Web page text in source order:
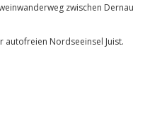
zwischen Dernau
autofreien Nordseeinsel Juist.